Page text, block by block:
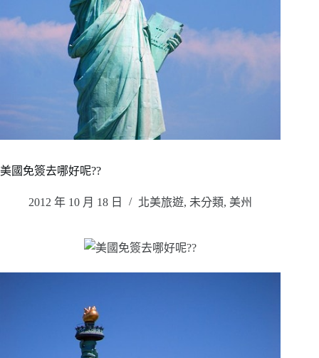
美國免簽去哪好呢??
2012 年 10 月 18 日 北美旅遊, 未分類, 美州